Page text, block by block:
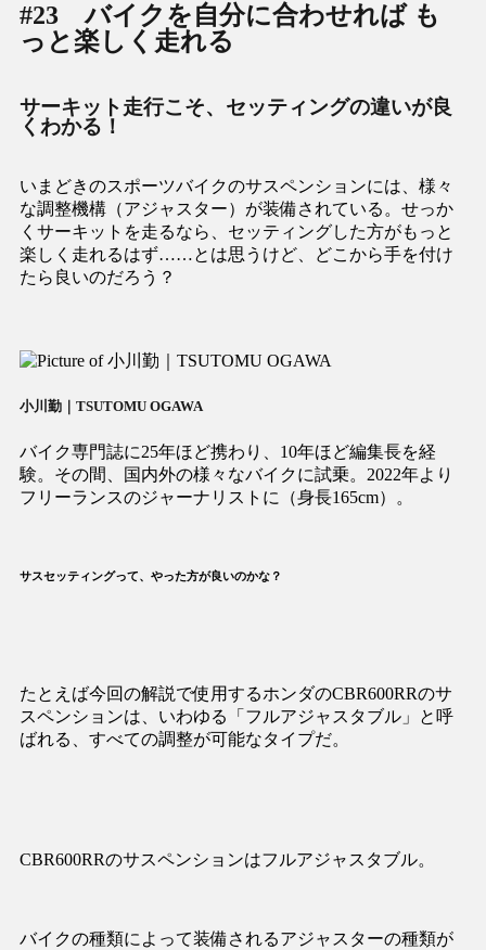
#23 バイクを自分に合わせれば も
っと楽しく走れる
サーキット走行こそ、セッティングの違いが良
くわかる！
いまどきのスポーツバイクのサスペンションには、様々
な調整機構（アジャスター）が装備されている。せっか
くサーキットを走るなら、セッティングした方がもっと
楽しく走れるはず……とは思うけど、どこから手を付け
たら良いのだろう？
小川勤｜TSUTOMU OGAWA
バイク専門誌に25年ほど携わり、10年ほど編集長を経
験。その間、国内外の様々なバイクに試乗。2022年より
フリーランスのジャーナリストに（身長165cm）。
サスセッティングって、やった方が良いのかな？
たとえば今回の解説で使用するホンダのCBR600RRのサ
スペンションは、いわゆる「フルアジャスタブル」と呼
ばれる、すべての調整が可能なタイプだ。
CBR600RRのサスペンションはフルアジャスタブル。
バイクの種類によって装備されるアジャスターの種類が